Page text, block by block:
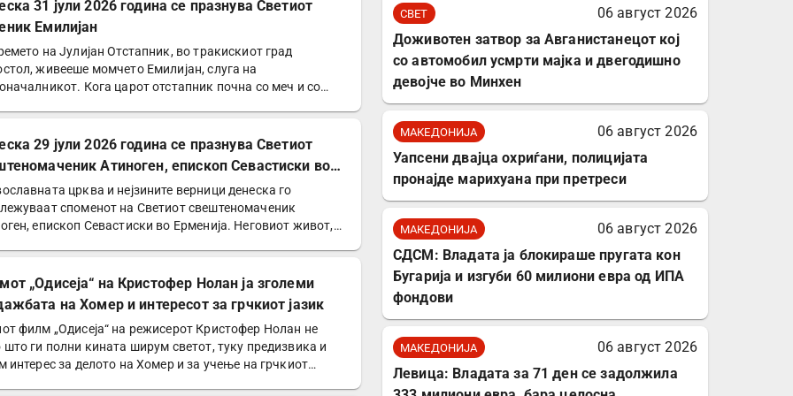
31 јули 2026 година се празнува Светиот
Емилијан
на Јулијан Отстапник, во тракискиот град
живееше момчето Емилијан, слуга на
Кога царот отстапник почна со меч и со
29 јули 2026 година се празнува Светиот
Атиноген, епископ Севастиски во
црква и нејзините верници денеска го
споменот на Светиот свештеномаченик
епископ Севастиски во Ерменија. Неговиот живот,
„Одисеја“ на Кристофер Нолан ја зголеми
на Хомер и интересот за грчкиот јазик
филм „Одисеја“ на режисерот Кристофер Нолан не
што ги полни кината ширум светот, туку предизвика и
интерес за делото на Хомер и за учење на грчкиот…
комплет за заштита на
СВЕТ
06 август 2026
Доживотен затвор за Авганистанецот кој
со автомобил усмрти мајка и двегодишно
девојче во Минхен
МАКЕДОНИЈА
06 август 2026
Уапсени двајца охриѓани, полицијата
пронајде марихуана при претреси
МАКЕДОНИЈА
06 август 2026
СДСМ: Владата ја блокираше пругата кон
Бугарија и изгуби 60 милиони евра од ИПА
фондови
МАКЕДОНИЈА
06 август 2026
Левица: Владата за 71 ден се задолжила